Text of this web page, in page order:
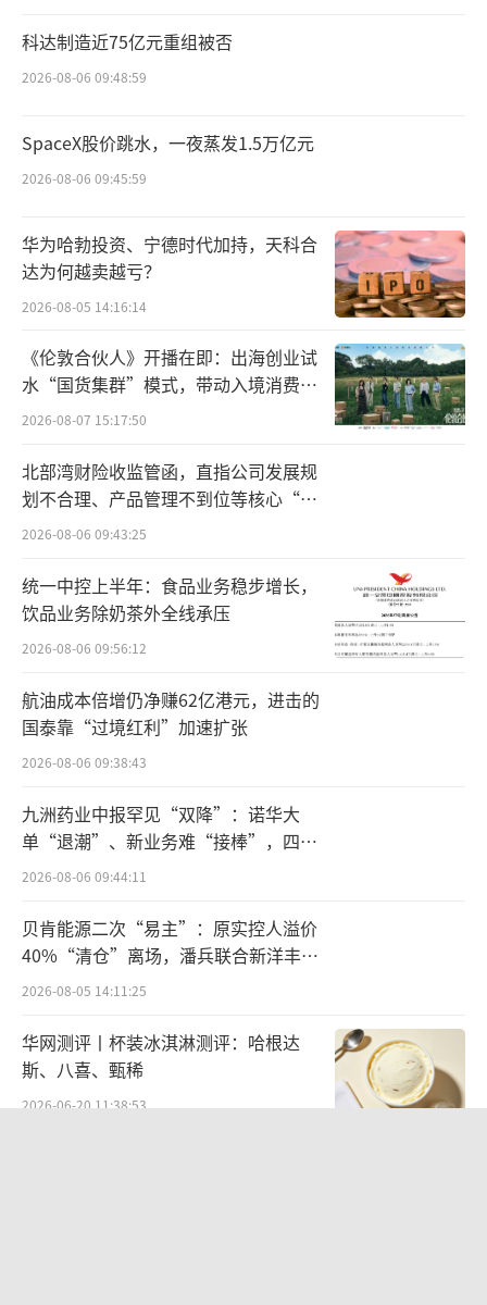
同时，宁德时代在海外市场的收入也持续
入占比为23.4%，去年则升至30.48%。在中国
汽车流通协会专家委员会成员钟师看来，海外
地拓展当地市场。虽然宁德时代拥有充足的现
金流，但在海外投建工厂仍需投入大量资金。
据国信证券相关分析师预测，到2027年，全球
动力电池需求有望达到1476GWh，储能电池需
求有望达到381GWh。宁德时代招股书显示，
募集资金的用途，首先便为推进匈牙利项目第
动力电池和储能电池的需求不断增长。宁德时
代相关人士透露，今年前2个月，宁德时代动力
占率为43%。
拓国内换电市场
谋求海外市场扩张的同时，作为动力电池
头部玩家的宁德时代，在国内市场则瞄准换电
市场提速布局。
2022年，宁德时代全资子公司——时代电
服推出换电服务品牌“EVOGO”及组合换电整
体解决方案，宁德时代正式杀入换电市场。随
后，时代电服宣布与多家车企达成合作。在征
战换电“江湖”两年后，宁德时代开始联手换
电市场巨头拓展市场。今年3月，宁德时代宣布
与蔚来签署战略合作协议。根据协议，双方将
通过构建覆盖全系乘用车的换电网络、统一行
业技术标准、深化资本与业务合作，提供更高
科达制造近75亿元重组被否
2026-08-06 09:48:59
SpaceX股价跳水，一夜蒸发1.5万亿元
2026-08-06 09:45:59
华为哈勃投资、宁德时代加持，天科合
达为何越卖越亏？
2026-08-05 14:16:14
《伦敦合伙人》开播在即：出海创业试
水“国货集群”模式，带动入境消费反
向种草
2026-08-07 15:17:50
北部湾财险收监管函，直指公司发展规
划不合理、产品管理不到位等核心“痛
点”
2026-08-06 09:43:25
统一中控上半年：食品业务稳步增长，
饮品业务除奶茶外全线承压
2026-08-06 09:56:12
航油成本倍增仍净赚62亿港元，进击的
国泰靠“过境红利”加速扩张
2026-08-06 09:38:43
九洲药业中报罕见“双降”：诺华大
单“退潮”、新业务难“接棒”，四大
难关待闯
2026-08-06 09:44:11
贝肯能源二次“易主”：原实控人溢价
40%“清仓”离场，潘兵联合新洋丰、
宏科百世拟入主
2026-08-05 14:11:25
华网测评丨杯装冰淇淋测评：哈根达
斯、八喜、甄稀
2026-06-20 11:38:53